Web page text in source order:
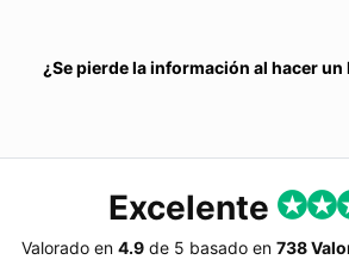
¿Se pierde la información al hacer un
Excelente
Valorado en 4.9de 5 basado en 738